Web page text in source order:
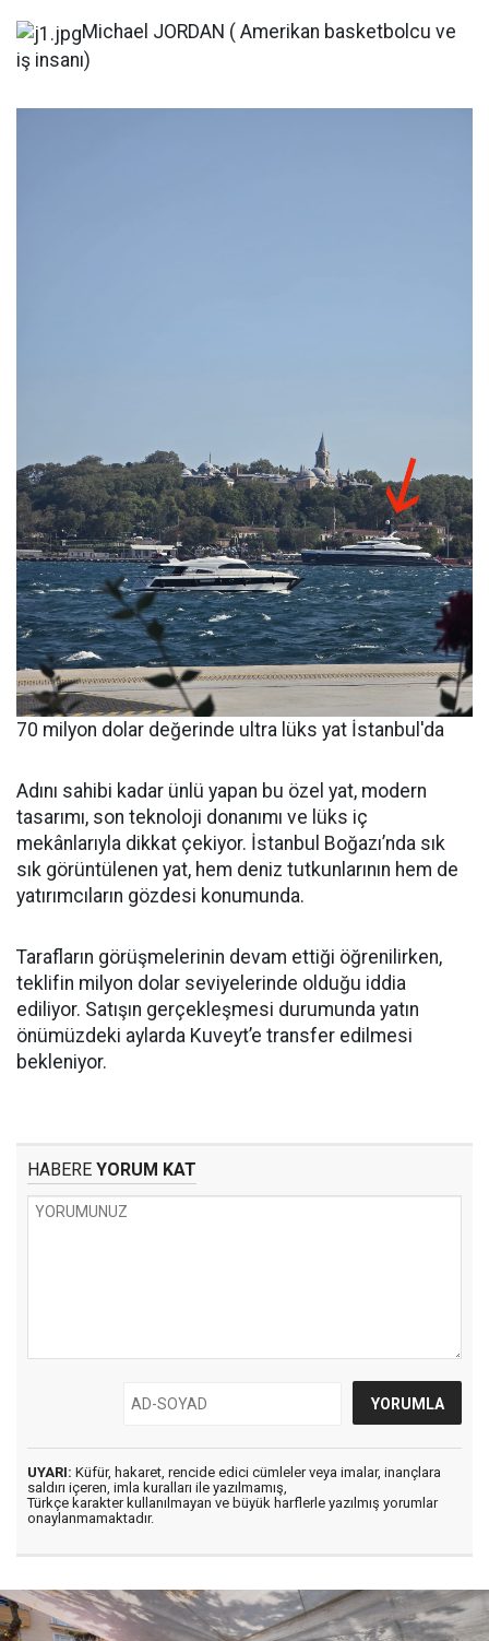
Michael JORDAN ( Amerikan basketbolcu ve
iş insanı)
70 milyon dolar değerinde ultra lüks yat İstanbul'da
Adını sahibi kadar ünlü yapan bu özel yat, modern
tasarımı, son teknoloji donanımı ve lüks iç
mekânlarıyla dikkat çekiyor. İstanbul Boğazı’nda sık
sık görüntülenen yat, hem deniz tutkunlarının hem de
yatırımcıların gözdesi konumunda.
Tarafların görüşmelerinin devam ettiği öğrenilirken,
teklifin milyon dolar seviyelerinde olduğu iddia
ediliyor. Satışın gerçekleşmesi durumunda yatın
önümüzdeki aylarda Kuveyt’e transfer edilmesi
bekleniyor.
HABERE YORUM KAT
UYARI: Küfür, hakaret, rencide edici cümleler veya imalar, inançlara
saldırı içeren, imla kuralları ile yazılmamış,
Türkçe karakter kullanılmayan ve büyük harflerle yazılmış yorumlar
onaylanmamaktadır.